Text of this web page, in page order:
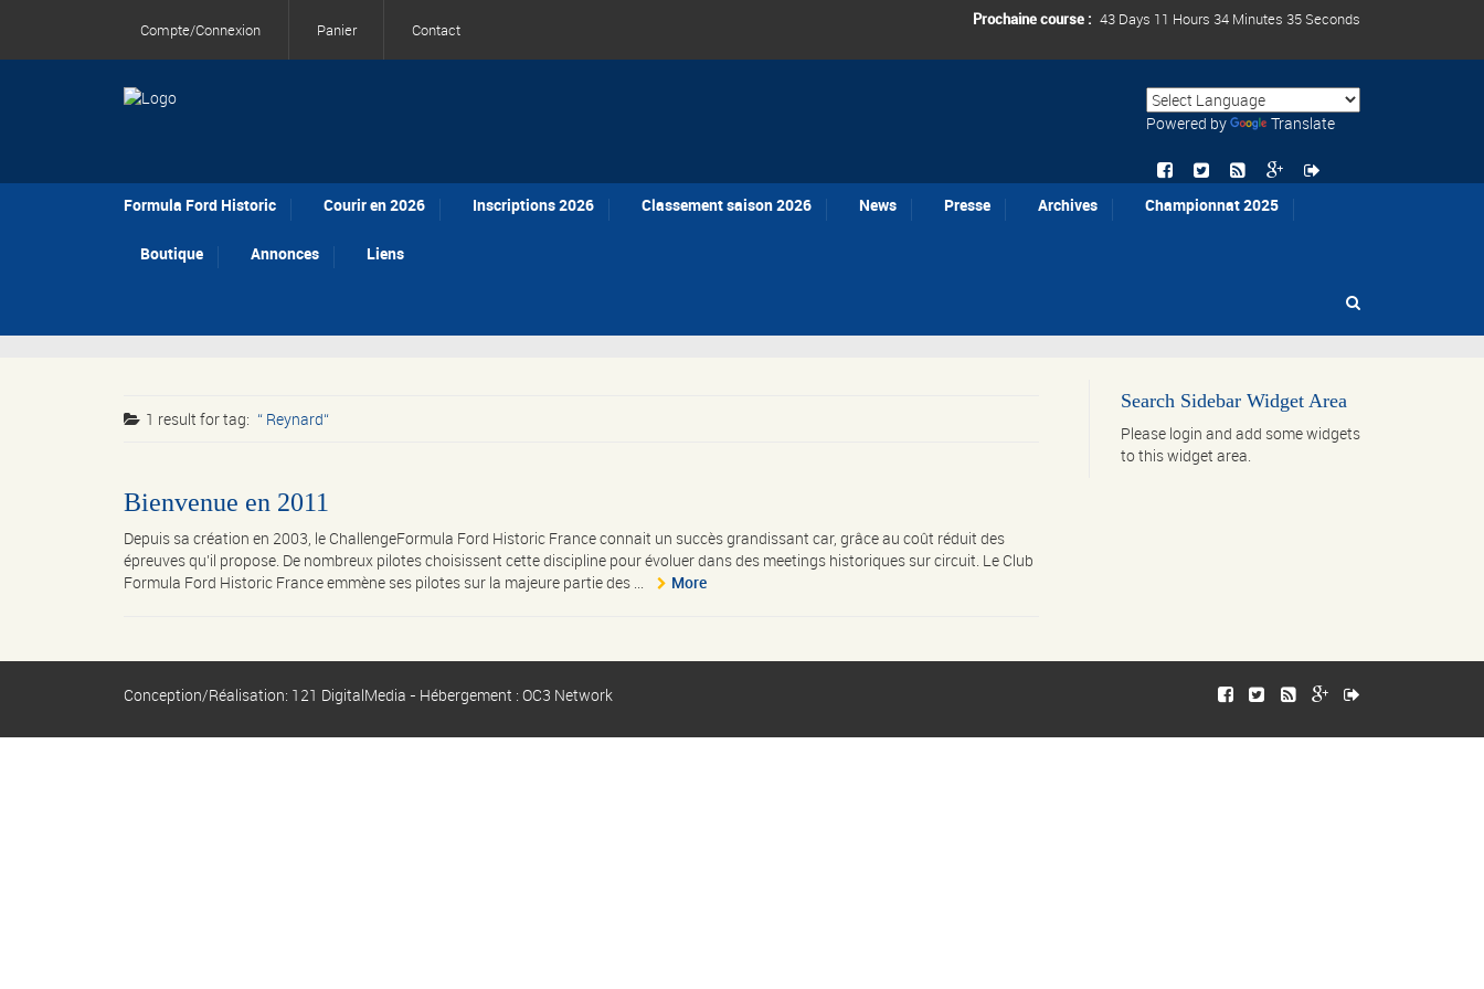
Compte/Connexion Panier Contact
Prochaine course : 43 Days 11 Hours 34 Minutes 35 Seconds
Powered by Translate
Formula Ford Historic Courir en 2026 Inscriptions 2026 Classement saison 2026 News Presse Archives Championnat 2025
Boutique Annonces Liens
1 result fortag: Reynard
Bienvenue en 2011
Depuis sa création en 2003, le ChallengeFormula Ford Historic France connait un succès grandissant car, grâce au coût réduit des
épreuves qu’il propose. De nombreux pilotes choisissent cette discipline pour évoluer dans des meetings historiques sur circuit. Le Club
Formula Ford Historic France emmène ses pilotes sur la majeure partie des ...
More
Search Sidebar Widget Area
Please login and add some widgets
to this widget area.
Conception/Réalisation: 121 DigitalMedia - Hébergement : OC3 Network